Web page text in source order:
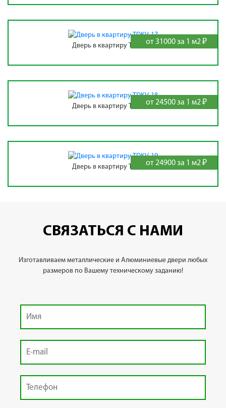
от 31000 за 1 м2 ₽
Дверь в квартиру TDKV-17
от 24500 за 1 м2 ₽
Дверь в квартиру TDKV-18
от 24900 за 1 м2 ₽
Дверь в квартиру TDKV-19
СВЯЗАТЬСЯ С НАМИ
Изготавливаем металлические и Алюминиевые двери любых
размеров по Вашему техническому заданию!